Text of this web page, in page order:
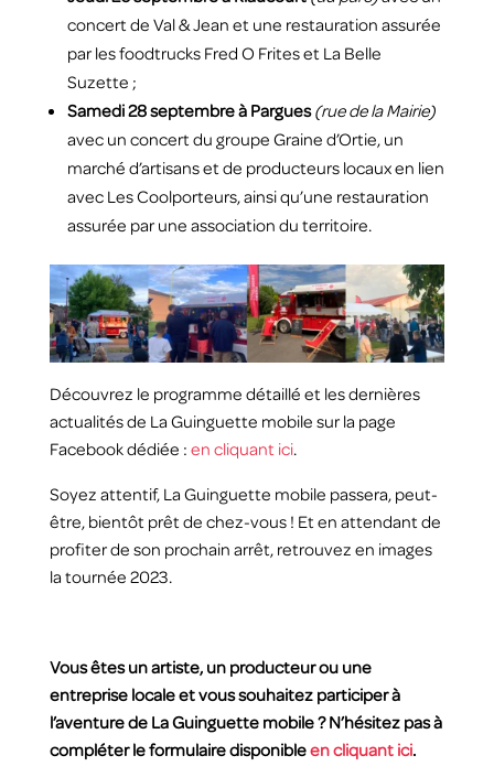
concert de Val & Jean et une restauration assurée
par les foodtrucks Fred O Frites et La Belle
Suzette ;
Samedi 28 septembre à Pargues (rue de la Mairie)
avec un concert du groupe Graine d’Ortie, un
marché d’artisans et de producteurs locaux en lien
avec Les Coolporteurs, ainsi qu’une restauration
assurée par une association du territoire.
Découvrez le programme détaillé et les dernières
actualités de La Guinguette mobile sur la page
Facebook dédiée : en cliquant ici.
Soyez attentif, La Guinguette mobile passera, peut-
être, bientôt prêt de chez-vous ! Et en attendant de
profiter de son prochain arrêt, retrouvez en images
la tournée 2023.
Vous êtes un artiste, un producteur ou une
entreprise locale et vous souhaitez participer à
l’aventure de La Guinguette mobile ? N’hésitez pas à
compléter le formulaire disponibleen cliquant ici.